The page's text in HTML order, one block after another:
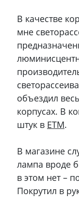
В качестве
мне
объездил
корпусах. В
штук в ETM.
В магазине
лампа вроде
в этом нет –
Покрутил в